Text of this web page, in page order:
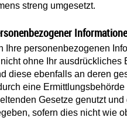
streng umgesetzt.
Ihre personenbezogenen
ohne Ihr
diese ebenfalls an deren
eine
Gesetze genutzt
sofern dies nicht wie